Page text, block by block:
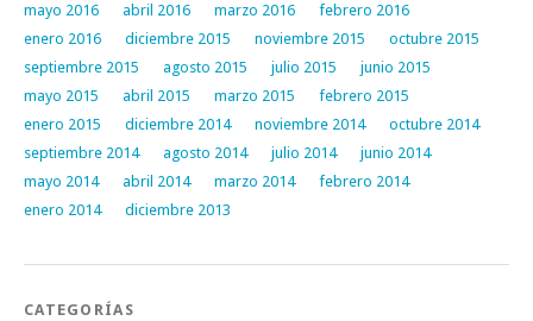
mayo 2016
abril 2016 marzo 2016
febrero 2016
enero 2016
diciembre 2015 noviembre 2015
octubre 2015
septiembre 2015
agosto 2015 julio 2015
junio 2015
mayo 2015
abril 2015 marzo 2015
febrero 2015
enero 2015
diciembre 2014 noviembre 2014
octubre 2014
septiembre 2014
agosto 2014 julio 2014
junio 2014
mayo 2014
abril 2014 marzo 2014
febrero 2014
enero 2014
diciembre 2013
CATEGORÍAS